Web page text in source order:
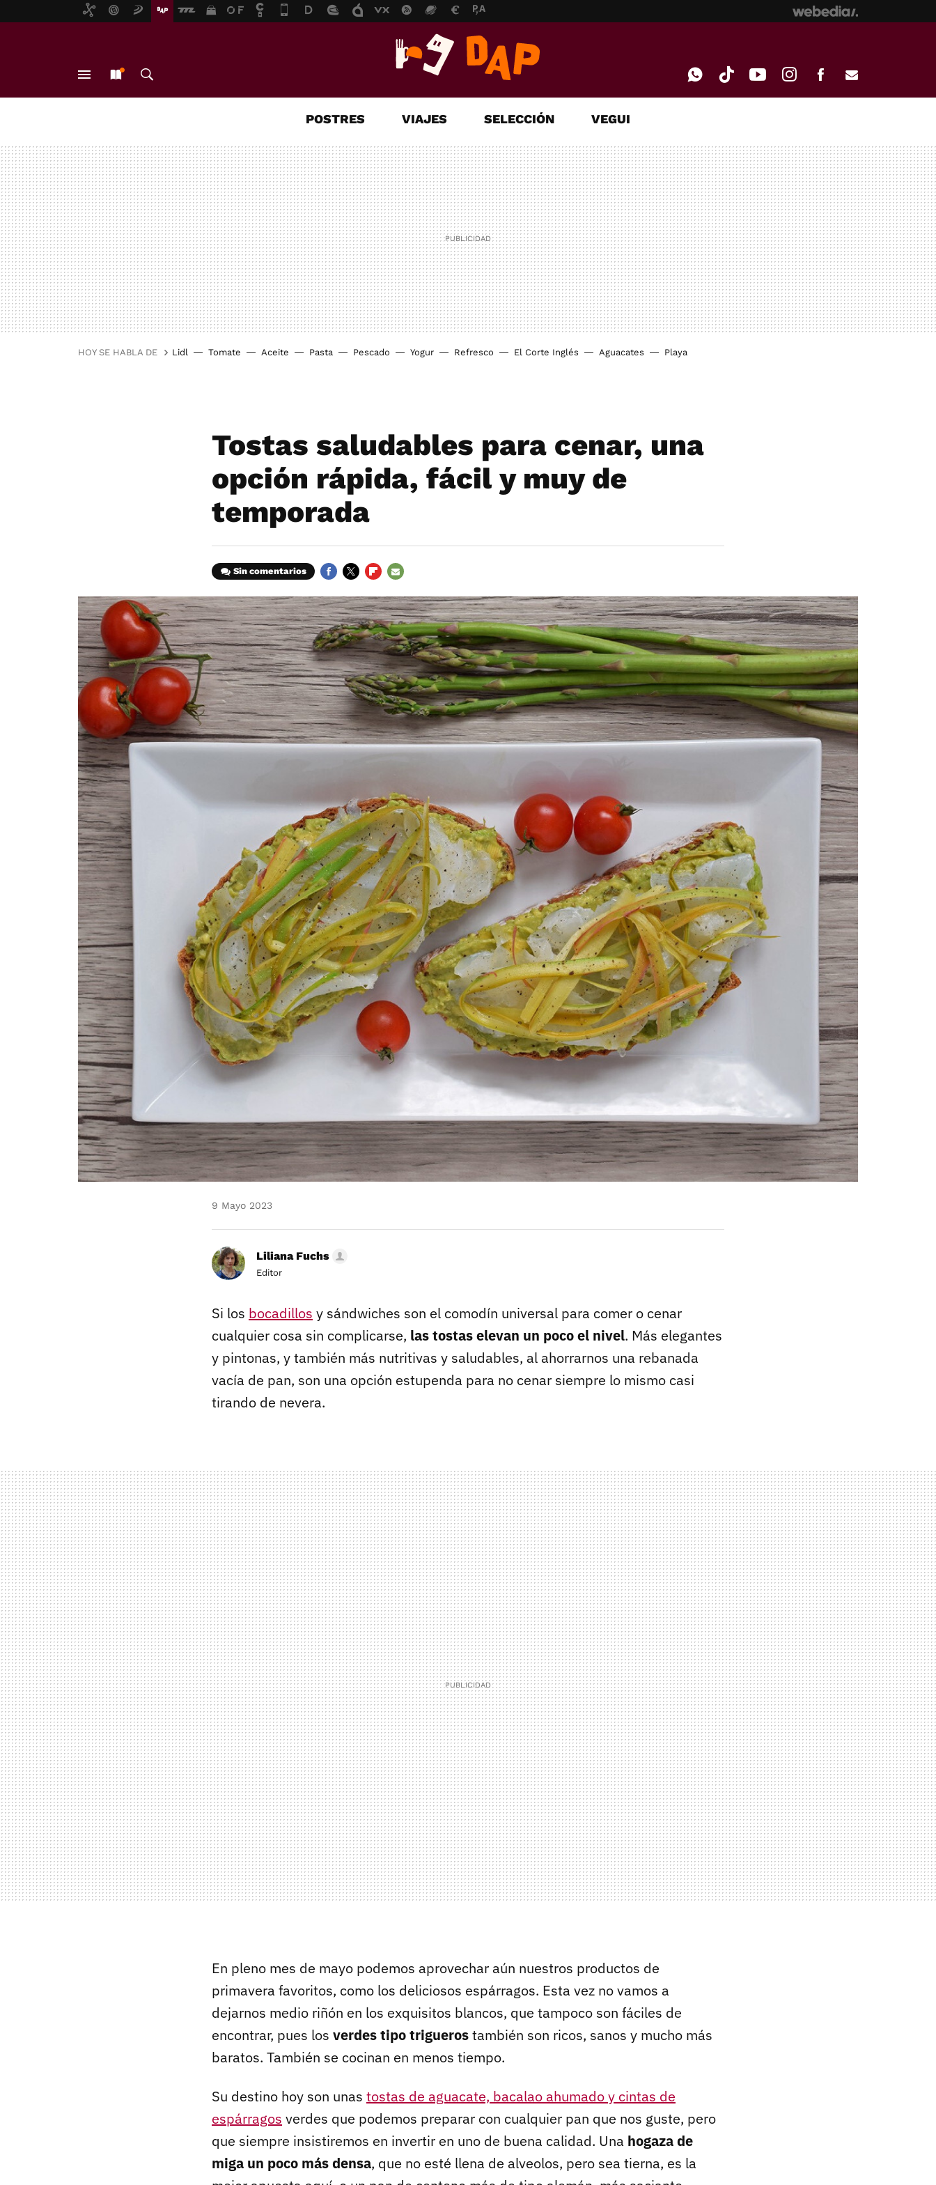
MAIL
POSTRES VIAJES SELECCIÓN VEGUI
HOY SE HABLA DE Lidl Tomate Aceite Pasta Pescado Yogur Refresco El Corte Inglés Aguacates Playa
Tostas saludables para cenar, una
opción rápida, fácil y muy de
temporada
Sin comentarios
MAIL
9 Mayo 2023
Liliana Fuchs
Editor
Si los bocadillos y sándwiches son el comodín universal para comer o cenar
cualquier cosa sin complicarse, las tostas elevan un poco el nivel. Más elegantes
y pintonas, y también más nutritivas y saludables, al ahorrarnos una rebanada
vacía de pan, son una opción estupenda para no cenar siempre lo mismo casi
tirando de nevera.
En pleno mes de mayo podemos aprovechar aún nuestros productos de
primavera favoritos, como los deliciosos espárragos. Esta vez no vamos a
dejarnos medio riñón en los exquisitos blancos, que tampoco son fáciles de
encontrar, pues los verdes tipo triguerostambién son ricos, sanos y mucho más
baratos. También se cocinan en menos tiempo.
Su destino hoy son unas tostas de aguacate, bacalao ahumado y cintas de
espárragos verdes que podemos preparar con cualquier pan que nos guste, pero
que siempre insistiremos en invertir en uno de buena calidad. Una hogaza de
miga un poco más densa, que no esté llena de alveolos, pero sea tierna, es la